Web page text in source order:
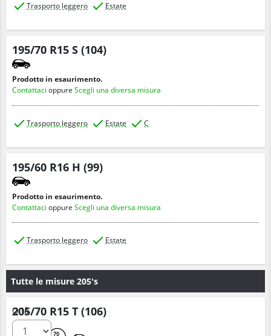
Trasporto leggero Estate
195/70 R15 S (104)
Prodotto in esaurimento.
Contattaci oppure Scegli una diversa misura
Trasporto leggero Estate C
195/60 R16 H (99)
Prodotto in esaurimento.
Contattaci oppure Scegli una diversa misura
Trasporto leggero Estate
Tutte le misure 205's
205/70 R15 T (106)
70
Q.tà